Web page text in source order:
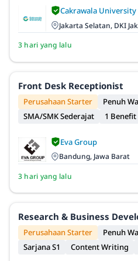
Cakrawala University
Jakarta Selatan, DKI
3 hari yang lalu
Front Desk Receptionist
Perusahaan Starter
Penuh
SMA/SMK Sederajat
1 Benefit
Eva Group
Bandung, Jawa Barat
3 hari yang lalu
Research & Business
Perusahaan Starter
Penuh
Sarjana S1
Content Writing